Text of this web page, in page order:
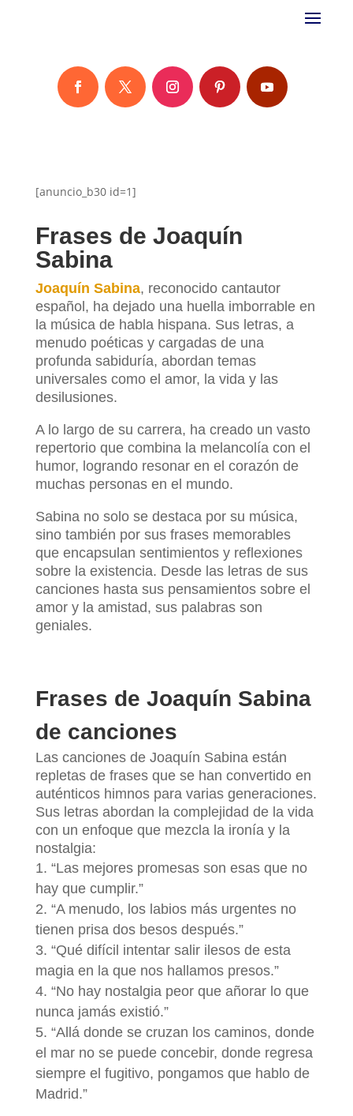
[anuncio_b30 id=1]
Frases de Joaquín
Sabina
Joaquín Sabina, reconocido cantautor
español, ha dejado una huella imborrable en
la música de habla hispana. Sus letras, a
menudo poéticas y cargadas de una
profunda sabiduría, abordan temas
universales como el amor, la vida y las
desilusiones.
A lo largo de su carrera, ha creado un vasto
repertorio que combina la melancolía con el
humor, logrando resonar en el corazón de
muchas personas en el mundo.
Sabina no solo se destaca por su música,
sino también por sus frases memorables
que encapsulan sentimientos y reflexiones
sobre la existencia. Desde las letras de sus
canciones hasta sus pensamientos sobre el
amor y la amistad, sus palabras son
geniales.
Frases de Joaquín Sabina
de canciones
Las canciones de Joaquín Sabina están
repletas de frases que se han convertido en
auténticos himnos para varias generaciones.
Sus letras abordan la complejidad de la vida
con un enfoque que mezcla la ironía y la
nostalgia:
“Las mejores promesas son esas que no
hay que cumplir.”
“A menudo, los labios más urgentes no
tienen prisa dos besos después.”
“Qué difícil intentar salir ilesos de esta
magia en la que nos hallamos presos.”
“No hay nostalgia peor que añorar lo que
nunca jamás existió.”
“Allá donde se cruzan los caminos, donde
el mar no se puede concebir, donde regresa
siempre el fugitivo, pongamos que hablo de
Madrid.”